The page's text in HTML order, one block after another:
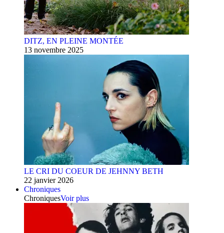
DITZ, EN PLEINE MONTÉE
13 novembre 2025
LE CRI DU COEUR DE JEHNNY BETH
22 janvier 2026
Chroniques
ChroniquesVoir plus